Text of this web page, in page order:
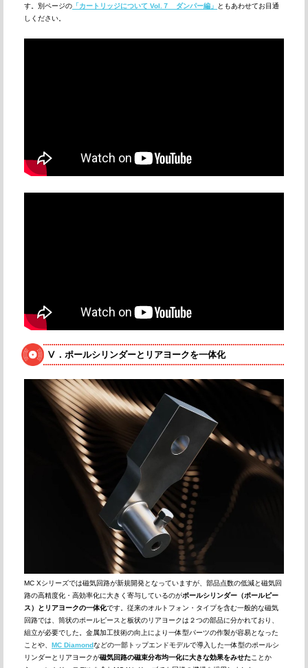
す。別ページの 「カートリッジについて Vol.７ ダンパー編」
ともあわせてお目通
しください。
Ⅴ．ポールシリンダーとリアヨークを一体化
MC Xシリーズでは磁気回路が新規開発となっていますが、部品点数の低減と磁気回
路の高精度化・高効率化に大きく寄与しているのがポールシリンダー（ポールピー
ス）とリアヨークの一体化です。従来のオルトフォン・タイプを含む一般的な磁気
回路では、筒状のポールピースと板状のリアヨークは２つの部品に分かれており、
組立が必要でした。金属加工技術の向上により一体型パーツの作製が容易となった
ことや、 MC Diamondなどの一部トップエンドモデルで導入した一体型のポールシ
リンダーとリアヨークが磁気回路の磁束分布均一化に大きな効果をみせた ことか